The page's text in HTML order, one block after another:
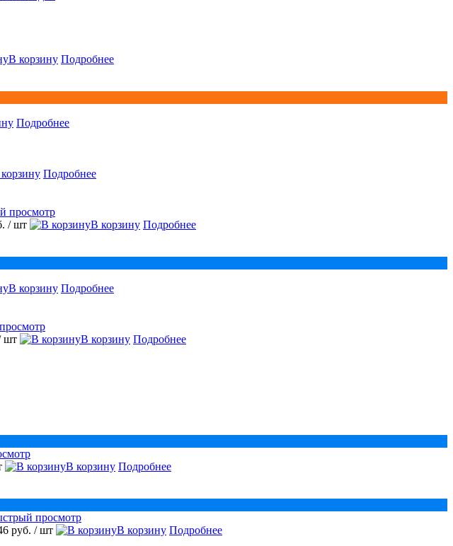
В корзину Подробнее
Подробнее
Подробнее
просмотр
/ шт В корзину Подробнее
В корзину Подробнее
шт В корзину Подробнее
В корзину Подробнее
просмотр
руб. / шт В корзину Подробнее